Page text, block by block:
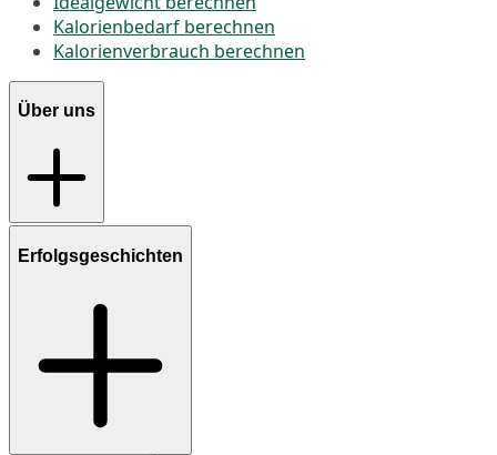
Kalorienbedarf berechnen
Kalorienverbrauch berechnen
Über uns
Erfolgsgeschichten